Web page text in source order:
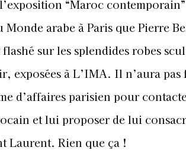
“Maroc
arabe à Paris que Pierre
sur les splendides robes
exposées à L’IMA. Il n’aura
d’affaires parisien pour
et lui proposer de lui
Laurent. Rien que ça !